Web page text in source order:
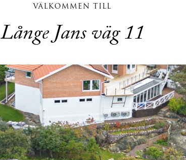
VÄLKOMMEN TILL
Långe Jans väg 11